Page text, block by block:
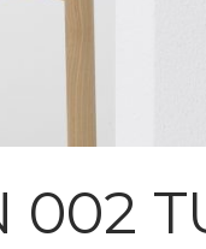
002